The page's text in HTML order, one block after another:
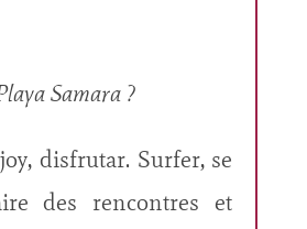
Samara ?
disfrutar. Surfer, se
des rencontres et